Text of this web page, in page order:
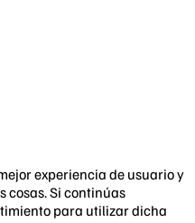
experiencia de usuario y
cosas. Si continúas
para utilizar dicha